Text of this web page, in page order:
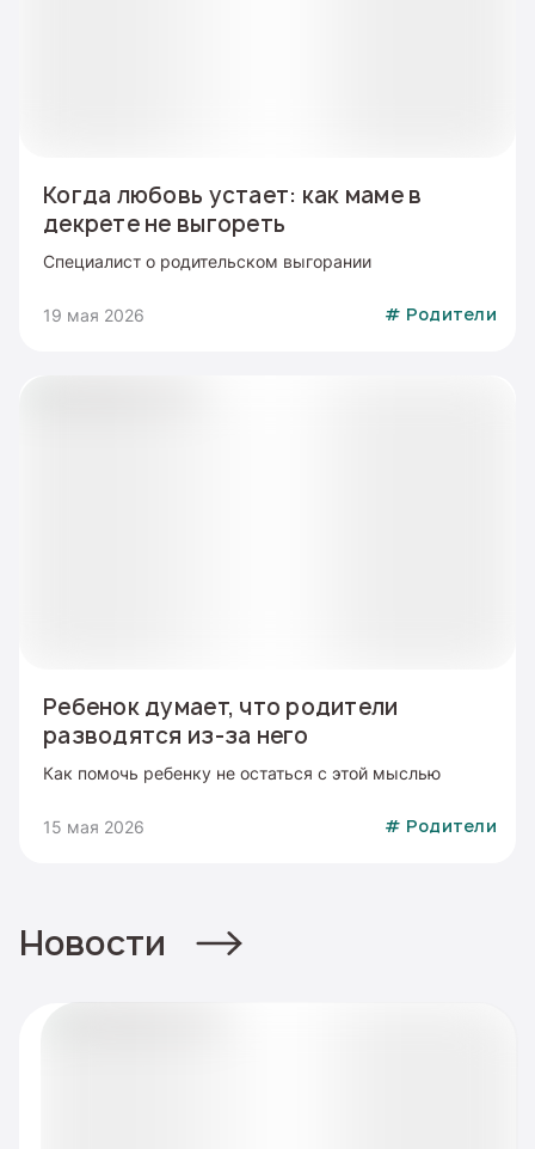
Когда любовь устает: как маме в
декрете не выгореть
Специалист о родительском выгорании
19 мая 2026 # Родители
Ребенок думает, что родители
разводятся из-за него
Как помочь ребенку не остаться с этой мыслью
15 мая 2026 # Родители
Новости